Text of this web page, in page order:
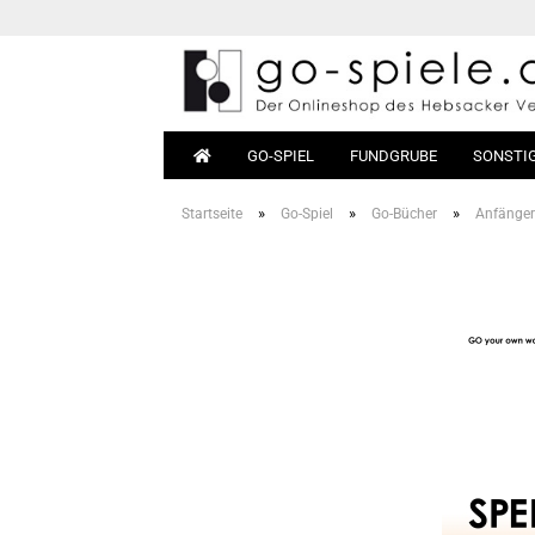
GO-SPIEL FUNDGRUBE
Startseite » Go-Spiel » Go-Bücher » Anfänger